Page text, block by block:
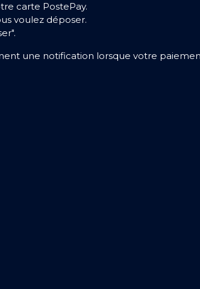
carte PostePay.
voulez déposer.
une notification lorsque votre